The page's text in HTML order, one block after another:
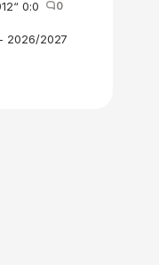
0:0 0
2026/2027